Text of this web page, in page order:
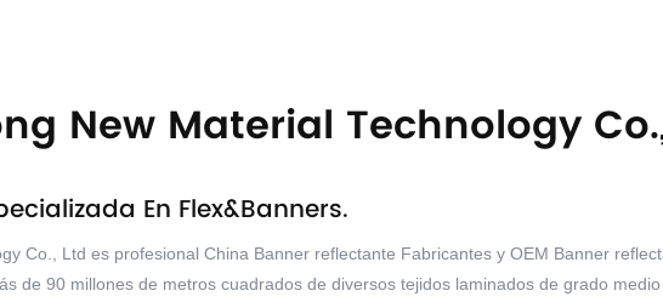
New Material Technology
En Flex&Banners.
Co., Ltd es profesional China Banner reflectante Fabricantes y OEM Banner
de 90 millones de metros cuadrados de diversos tejidos laminados de grado